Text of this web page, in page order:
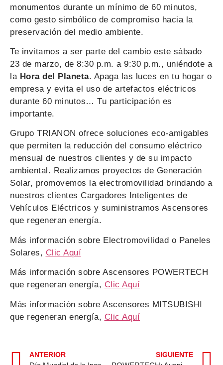
monumentos durante un mínimo de 60 minutos,
como gesto simbólico de compromiso hacia la
preservación del medio ambiente.
Te invitamos a ser parte del cambio este sábado
23 de marzo, de 8:30 p.m. a 9:30 p.m., uniéndote a
la Hora del Planeta. Apaga las luces en tu hogar o
empresa y evita el uso de artefactos eléctricos
durante 60 minutos… Tu participación es
importante.
Grupo TRIANON ofrece soluciones eco-amigables
que permiten la reducción del consumo eléctrico
mensual de nuestros clientes y de su impacto
ambiental. Realizamos proyectos de Generación
Solar, promovemos la electromovilidad brindando a
nuestros clientes Cargadores Inteligentes de
Vehículos Eléctricos y suministramos Ascensores
que regeneran energía.
Más información sobre Electromovilidad o Paneles
Solares, Clic Aquí
Más información sobre Ascensores POWERTECH
que regeneran energía, Clic Aquí
Más información sobre Ascensores MITSUBISHI
que regeneran energía, Clic Aquí
ANTERIOR SIGUIENTE